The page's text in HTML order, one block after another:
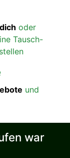
oder
Tausch-
stellen
und
war